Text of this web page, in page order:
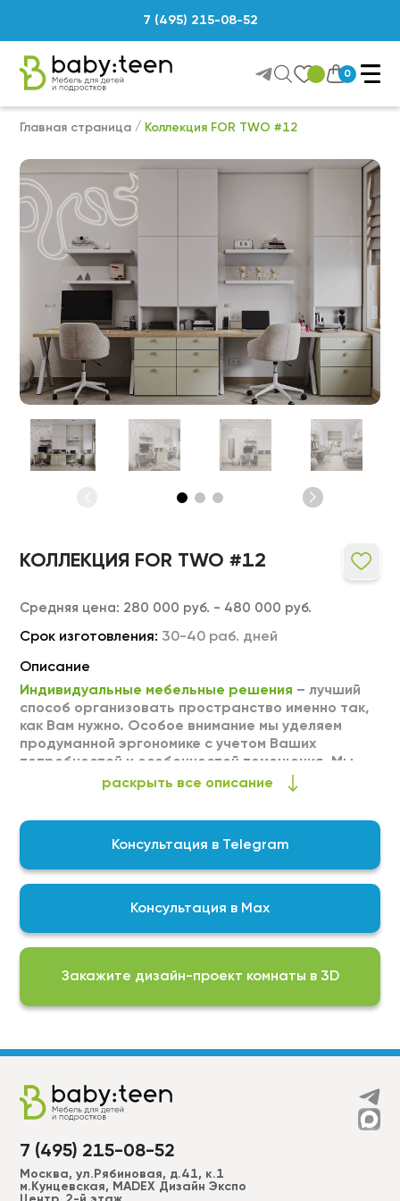
7 (495) 215-08-52
0
Главная страница Коллекция FOR TWO #12
КОЛЛЕКЦИЯ FOR TWO #12
Средняя цена: 280 000 руб. - 480 000 руб.
Срок изготовления: 30-40 раб. дней
Описание
Индивидуальные мебельные решения – лучший
способ организовать пространство именно так,
как Вам нужно. Особое внимание мы уделяем
продуманной эргономике с учетом Ваших
потребностей и особенностей помещения. Мы
можем выполнить любое изделие на заказ по
качественный продукт
На выбор доступны актуальные подборки
цветов, фактур и финишных покрытий для
реализации любой задумки:
Фурнитура BLUM\DTC;
ЛДСП EGGER;
Пластики ALVIC, CLEAF, FENIX, AGT, EVOGLOSS и др.
вариантов фрезеровки для фасадов + фрезеровки
Широкий ассортимент ручек, а также без ручек
“push to open”.
раскрыть все описание
Консультация в Telegram
Консультация в Max
Закажите дизайн-проект комнаты в 3D
7 (495) 215-08-52
Москва, ул.Рябиновая, д.41, к.1
м.Кунцевская, MADEX Дизайн Экспо